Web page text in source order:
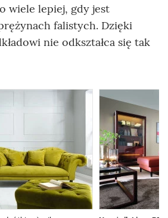
wiele lepiej, gdy jest
falistych. Dzięki
nie odkształca się tak